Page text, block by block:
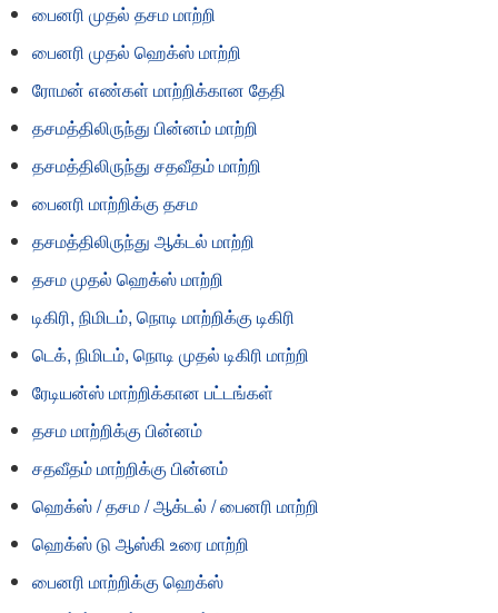
பைனரி முதல் தசம மாற்றி
பைனரி முதல் ஹெக்ஸ் மாற்றி
ரோமன் எண்கள் மாற்றிக்கான தேதி
தசமத்திலிருந்து பின்னம் மாற்றி
தசமத்திலிருந்து சதவீதம் மாற்றி
பைனரி மாற்றிக்கு தசம
தசமத்திலிருந்து ஆக்டல் மாற்றி
தசம முதல் ஹெக்ஸ் மாற்றி
டிகிரி, நிமிடம், நொடி மாற்றிக்கு டிகிரி
டெக், நிமிடம், நொடி முதல் டிகிரி மாற்றி
ரேடியன்ஸ் மாற்றிக்கான பட்டங்கள்
தசம மாற்றிக்கு பின்னம்
சதவீதம் மாற்றிக்கு பின்னம்
ஹெக்ஸ் / தசம / ஆக்டல் / பைனரி மாற்றி
ஹெக்ஸ் டு ஆஸ்கி உரை மாற்றி
பைனரி மாற்றிக்கு ஹெக்ஸ்